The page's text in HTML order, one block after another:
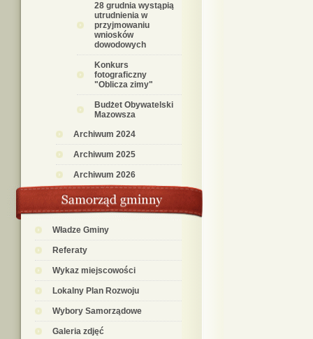
28 grudnia wystąpią
utrudnienia w
przyjmowaniu
wniosków
dowodowych
Konkurs
fotograficzny
"Oblicza zimy"
Budżet Obywatelski
Mazowsza
Archiwum 2024
Archiwum 2025
Archiwum 2026
Władze Gminy
Referaty
Wykaz miejscowości
Lokalny Plan Rozwoju
Wybory Samorządowe
Galeria zdjęć